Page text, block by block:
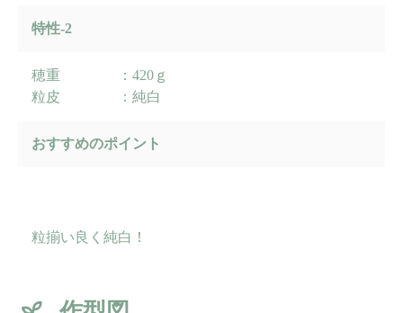
特性-2
穂重 ：420ｇ
粒皮 ：純白
おすすめのポイント
粒揃い良く純白！